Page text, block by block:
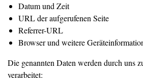
Datum und Zeit
URL der aufgerufenen Seite
Referrer-URL
Browser und weitere
Die genannten Daten werden durch uns
verarbeitet: